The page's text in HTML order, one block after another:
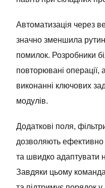
Автоматизація через
значно зменшила
помилок. Розробники
повторювані операції,
виконанні ключових
модулів.
Додаткові поля,
дозволяють ефективно
та швидко адаптувати
Завдяки цьому команда